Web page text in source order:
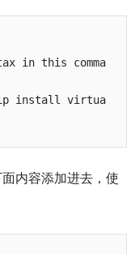
in this comma
install virtua
内容添加进去，使